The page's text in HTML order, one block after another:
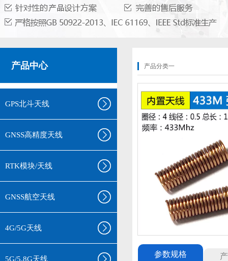
产品中心
GPS北斗天线
GNSS高精度天线
RTK模块/天线
GNSS航空天线
4G/5G天线
5G/5.8G天线
产品分类一
参数规格